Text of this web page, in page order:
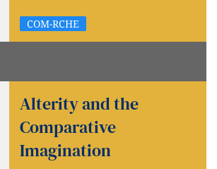
COM-RCHE
Alterity and the
Comparative
Imagination